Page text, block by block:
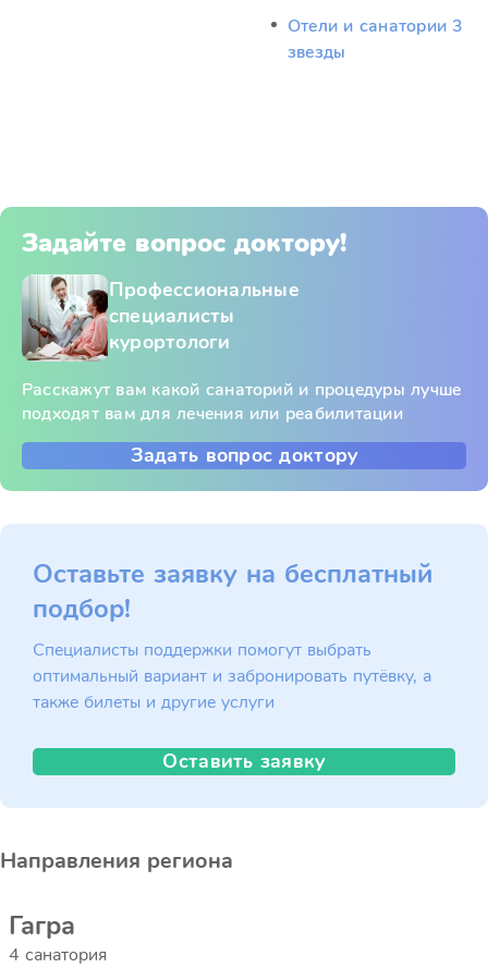
Отели и санатории 3
звезды
Задайте вопрос доктору!
Профессиональные
специалисты
курортологи
Расскажут вам какой санаторий и процедуры лучше
подходят вам для лечения или реабилитации
Задать вопрос доктору
Оставьте заявку на бесплатный
подбор!
Специалисты поддержки помогут выбрать
оптимальный вариант и забронировать путёвку, а
также билеты и другие услуги
Оставить заявку
Направления региона
Гагра
4 санатория